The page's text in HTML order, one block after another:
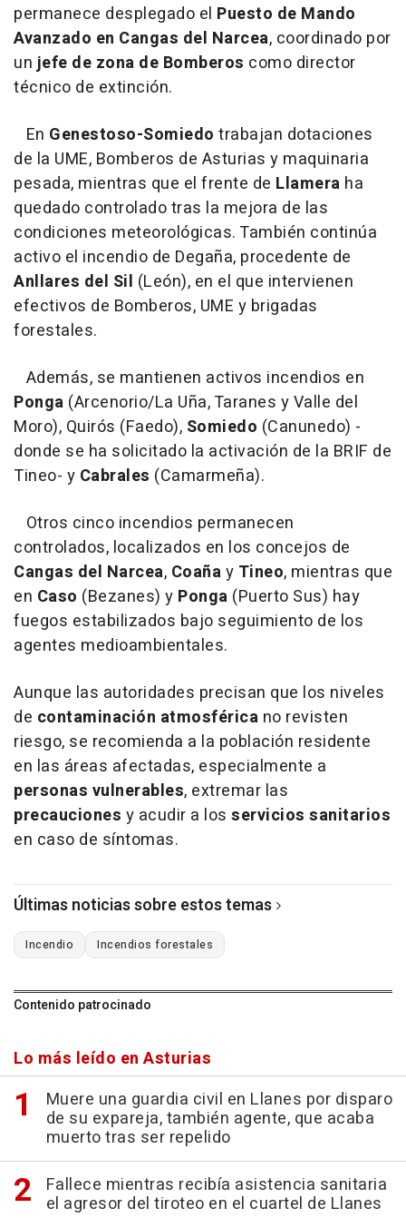
permanece desplegado el Puesto de Mando
Avanzado en Cangas del Narcea, coordinado por
unjefe de zona de Bomberos como director
técnico de extinción.
En Genestoso-Somiedo trabajan dotaciones
de la UME, Bomberos de Asturias y maquinaria
pesada, mientras que el frente de Llamera ha
quedado controlado tras la mejora de las
condiciones meteorológicas. También continúa
activo el incendio de Degaña, procedente de
Anllares del Sil (León), en el que intervienen
efectivos de Bomberos, UME y brigadas
forestales.
Además, se mantienen activos incendios en
Ponga (Arcenorio/La Uña, Taranes y Valle del
Moro), Quirós (Faedo), Somiedo (Canunedo) -
donde se ha solicitado la activación de la BRIF de
Tineo- y Cabrales (Camarmeña).
Otros cinco incendios permanecen
controlados, localizados en los concejos de
Cangas del Narcea, Coañay Tineo, mientras que
en Caso (Bezanes) y Ponga (Puerto Sus) hay
fuegos estabilizados bajo seguimiento de los
agentes medioambientales.
Aunque las autoridades precisan que los niveles
de contaminación atmosférica no revisten
riesgo, se recomienda a la población residente
en las áreas afectadas, especialmente a
personas vulnerables, extremar las
precauciones y acudir a los servicios sanitarios
en caso de síntomas.
Últimas noticias sobre estos temas
Incendio Incendios forestales
Contenido patrocinado
Lo más leído en Asturias
Muere una guardia civil en Llanes por disparo
de su expareja, también agente, que acaba
muerto tras ser repelido
Fallece mientras recibía asistencia sanitaria
el agresor del tiroteo en el cuartel de Llanes